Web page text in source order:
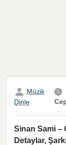
Müzik
Dinle
Sinan Sami –
Detaylar,